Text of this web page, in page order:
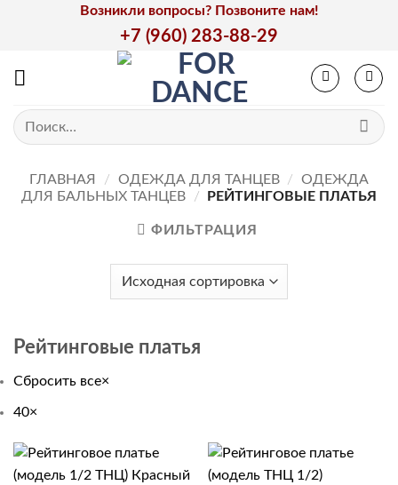
Возникли вопросы? Позвоните нам!
+7 (960) 283-88-29
Искать:
ГЛАВНАЯ / ОДЕЖДА ДЛЯ ТАНЦЕВ /
ОДЕЖДА
ДЛЯ БАЛЬНЫХ ТАНЦЕВ
/ РЕЙТИНГОВЫЕ ПЛАТЬЯ
ФИЛЬТРАЦИЯ
Рейтинговые платья
Сбросить все×
40×